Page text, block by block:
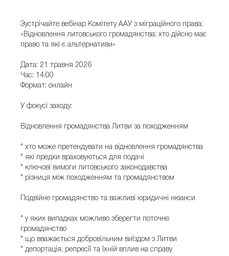
Зустрічайте вебінар Комітету ААУ з міграційного права:
«Відновлення литовського громадянства: хто дійсно має
право та які є альтернативи»
Дата: 21 травня 2026
Час: 14:00
Формат: онлайн
У фокусі заходу:
Відновлення громадянства Литви за походженням
* хто може претендувати на відновлення громадянства
* які предки враховуються для подачі
* ключові вимоги литовського законодавства
* різниця між походженням та громадянством
Подвійне громадянство та важливі юридичні нюанси
* у яких випадках можливо зберегти поточне
громадянство
* що вважається добровільним виїздом з Литви
* депортація, репресії та їхній вплив на справу